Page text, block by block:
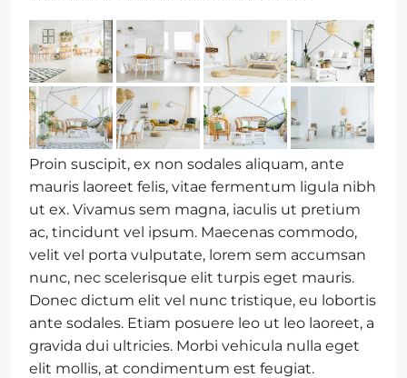
Proin suscipit, ex non sodales aliquam, ante
mauris laoreet felis, vitae fermentum ligula nibh
ut ex. Vivamus sem magna, iaculis ut pretium
ac, tincidunt vel ipsum. Maecenas commodo,
velit vel porta vulputate, lorem sem accumsan
nunc, nec scelerisque elit turpis eget mauris.
Donec dictum elit vel nunc tristique, eu lobortis
ante sodales. Etiam posuere leo ut leo laoreet, a
gravida dui ultricies. Morbi vehicula nulla eget
elit mollis, at condimentum est feugiat.